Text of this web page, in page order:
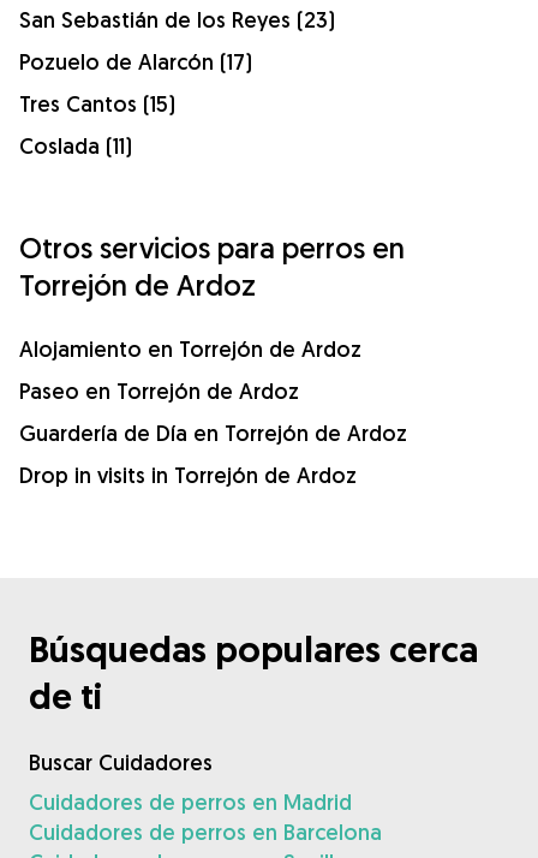
San Sebastián de los Reyes (23)
Pozuelo de Alarcón (17)
Tres Cantos (15)
Coslada (11)
Otros servicios para perros en
Torrejón de Ardoz
Alojamiento en Torrejón de Ardoz
Paseo en Torrejón de Ardoz
Guardería de Día en Torrejón de Ardoz
Drop in visits in Torrejón de Ardoz
Búsquedas populares cerca
de ti
Buscar Cuidadores
Cuidadores de perros en Madrid
Cuidadores de perros en Barcelona